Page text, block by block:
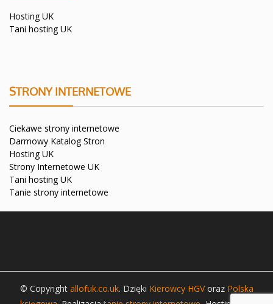
Hosting UK
Tani hosting UK
STRONY INTERNETOWE
Ciekawe strony internetowe
Darmowy Katalog Stron
Hosting UK
Strony Internetowe UK
Tani hosting UK
Tanie strony internetowe
© Copyright allofuk.co.uk. Dzięki Kierowcy HGVoraz Polska